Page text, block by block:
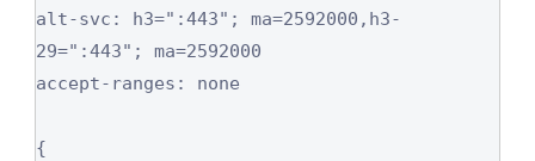
alt-svc: h3=":443"; ma=2592000,h3-
29=":443"; ma=2592000
accept-ranges: none
{